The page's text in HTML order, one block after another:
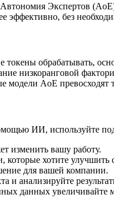
Экспертов
эффективно, без
обрабатывать,
низкоранговой
модели AoE превосходят
ИИ, используйте
изменить вашу работу.
которые хотите
для вашей компании.
и анализируйте
данных увеличивайте